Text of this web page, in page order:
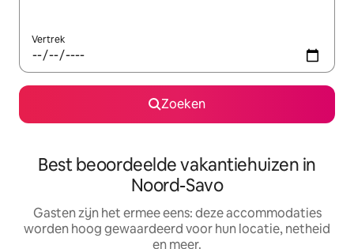
Vertrek
Zoeken
Best beoordeelde vakantiehuizen in
Noord-Savo
Gasten zijn het ermee eens: deze accommodaties
worden hoog gewaardeerd voor hun locatie, netheid
en meer.